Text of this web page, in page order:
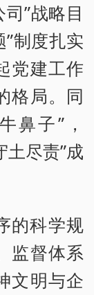
”战略目
”制度扎实
党建工作
格局。同
鼻子”，
土尽责”成
的科学规
监督体系
文明与企